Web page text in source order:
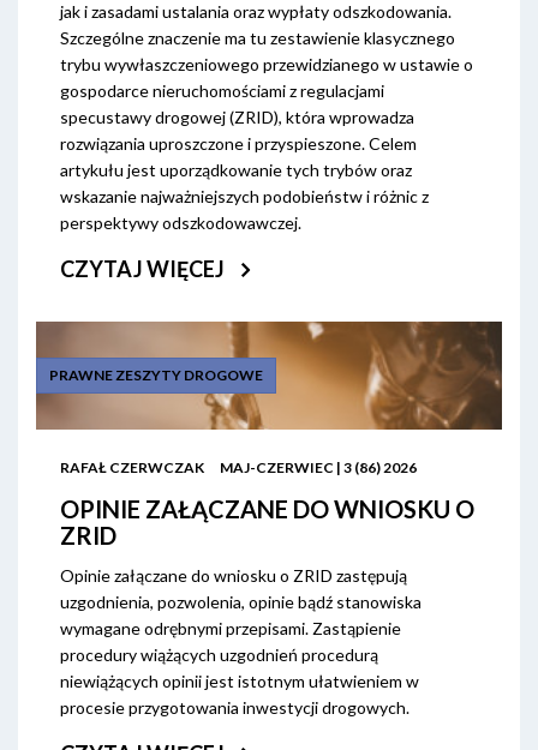
jak i zasadami ustalania oraz wypłaty odszkodowania.
Szczególne znaczenie ma tu zestawienie klasycznego
trybu wywłaszczeniowego przewidzianego w ustawie o
gospodarce nieruchomościami z regulacjami
specustawy drogowej (ZRID), która wprowadza
rozwiązania uproszczone i przyspieszone. Celem
artykułu jest uporządkowanie tych trybów oraz
wskazanie najważniejszych podobieństw i różnic z
perspektywy odszkodowawczej.
CZYTAJ WIĘCEJ
PRAWNE ZESZYTY DROGOWE
RAFAŁ CZERWCZAK MAJ-CZERWIEC | 3 (86) 2026
OPINIE ZAŁĄCZANE DO WNIOSKU O
ZRID
Opinie załączane do wniosku o ZRID zastępują
uzgodnienia, pozwolenia, opinie bądź stanowiska
wymagane odrębnymi przepisami. Zastąpienie
procedury wiążących uzgodnień procedurą
niewiążących opinii jest istotnym ułatwieniem w
procesie przygotowania inwestycji drogowych.